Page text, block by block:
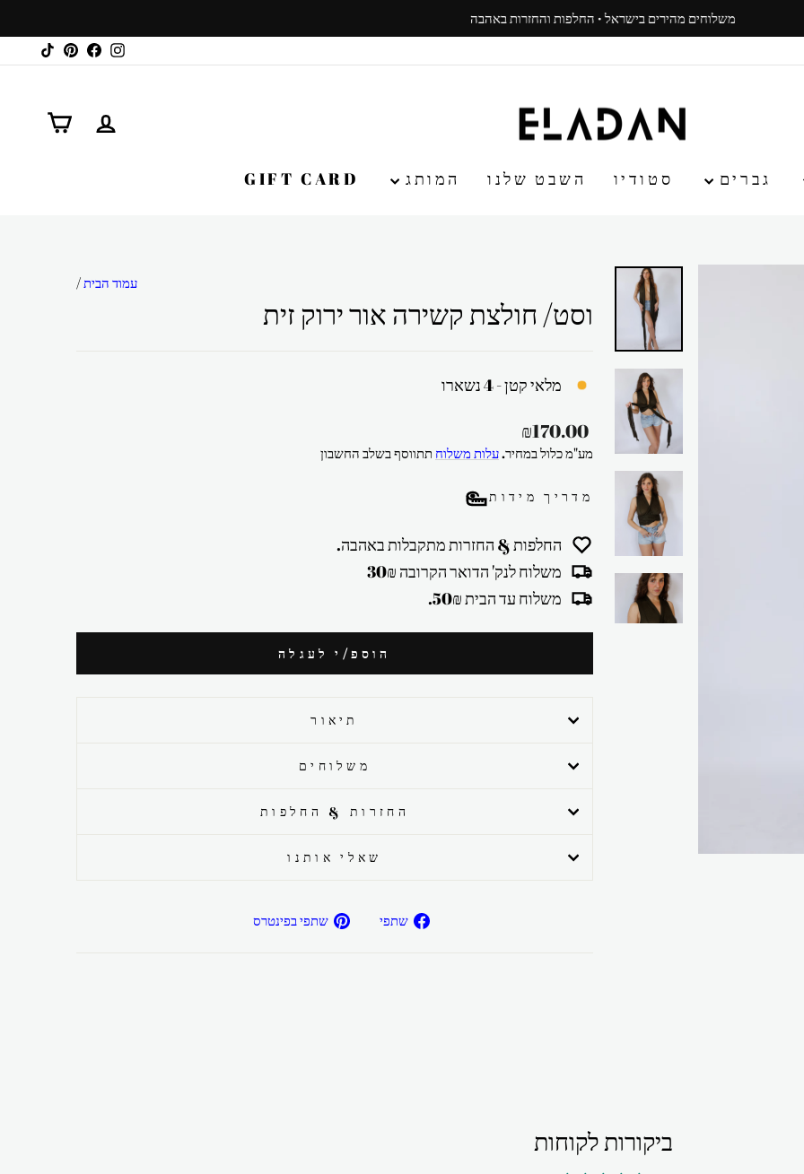
עצור
ניגון
משלוחים מהירים בישראל · החלפות והחזרות באהבה
Instagram
Facebook
Pinterest
התנתק
גברים סטודיו השבט שלנו המותג GIFT CARD
עמוד הבית/
וסט/ חולצת קשירה אור ירוק זית
מלאי קטן - 4 נשארו
מחיר
רגיל
₪170.00
מע"מ כלול במחיר.עלות משלוח תתווסף בשלב החשבון
מדריך מידות
החלפות & החזרות מתקבלות באהבה.
משלוח לנק' הדואר הקרובה 30₪
משלוח עד הבית 50₪.
הוספ/י לעגלה
תיאור
משלוחים
החזרות & החלפות
שאלי אותנו
שתפי
שתפ/ישתפי בפינטרס
ביקורות לקוחות